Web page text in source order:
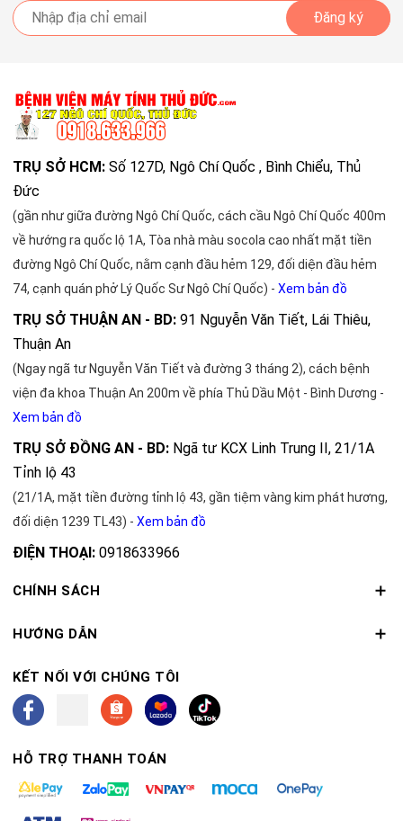
Đăng ký
TRỤ SỞ HCM: Số 127D, Ngô Chí Quốc , Bình Chiểu, Thủ
Đức
(gần như giữa đường Ngô Chí Quốc, cách cầu Ngô Chí Quốc 400m
về hướng ra quốc lộ 1A, Tòa nhà màu socola cao nhất mặt tiền
đường Ngô Chí Quốc, nằm cạnh đầu hẻm 129, đối diện đầu hẻm
74, cạnh quán phở Lý Quốc Sư Ngô Chí Quốc) - Xem bản đồ
TRỤ SỞ THUẬN AN - BD: 91 Nguyễn Văn Tiết, Lái Thiêu,
Thuận An
(Ngay ngã tư Nguyễn Văn Tiết và đường 3 tháng 2), cách bệnh
viện đa khoa Thuận An 200m về phía Thủ Dầu Một - Bình Dương -
Xem bản đồ
TRỤ SỞ ĐỒNG AN - BD: Ngã tư KCX Linh Trung II, 21/1A
Tỉnh lộ 43
(21/1A, mặt tiền đường tỉnh lộ 43, gần tiệm vàng kim phát hương,
đối diện 1239 TL43) - Xem bản đồ
ĐIỆN THOẠI: 0918633966
CHÍNH SÁCH
HƯỚNG DẪN
KẾT NỐI VỚI CHÚNG TÔI
HỖ TRỢ THANH TOÁN